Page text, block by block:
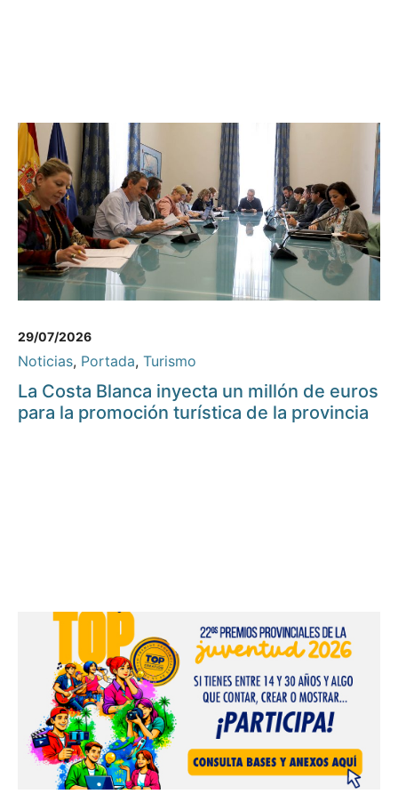
29/07/2026
Noticias, Portada, Turismo
La Costa Blanca inyecta un millón de euros
para la promoción turística de la provincia